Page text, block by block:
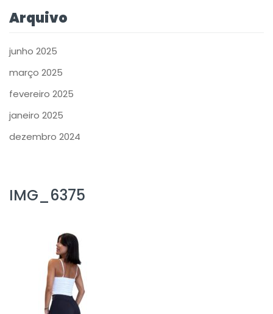
Arquivo
junho 2025
março 2025
fevereiro 2025
janeiro 2025
dezembro 2024
IMG_6375